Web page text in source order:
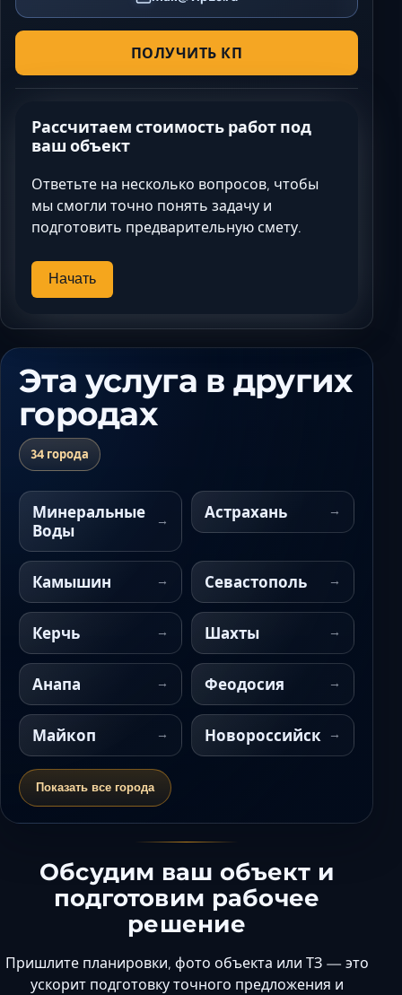
ПОЛУЧИТЬ КП
Рассчитаем стоимость работ под
ваш объект
Ответьте на несколько вопросов, чтобы
мы смогли точно понять задачу и
подготовить предварительную смету.
Начать
Эта услуга в других
городах
34 города
Минеральные
Воды
Астрахань
Камышин Севастополь
Керчь Шахты
Анапа Феодосия
Майкоп Новороссийск
Показать все города
Обсудим ваш объект и
подготовим рабочее
решение
Пришлите планировки, фото объекта или ТЗ — это
ускорит подготовку точного предложения и